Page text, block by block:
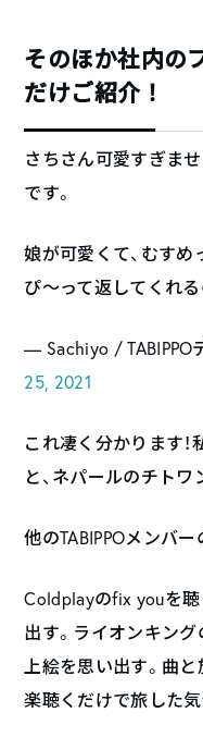
そのほか社内の
だけご紹介！
さちさん可愛すぎませ
です。
娘が可愛くて、むすめ
ぴ〜って返してくれる
— Sachiyo / TABIPPO
25, 2021
これ凄く分かります
と、ネパールのチトワ
他のTABIPPOメンバ
Coldplayのfix youを聴
出す。ライオンキン
上絵を思い出す。曲
楽聴くだけで旅した気